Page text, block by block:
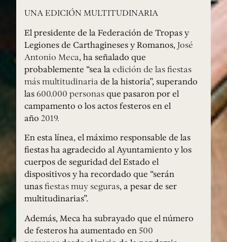
UNA EDICIÓN MULTITUDINARIA
El presidente de la Federación de Tropas y
Legiones de Carthagineses y Romanos, José
Antonio Meca, ha señalado que
probablemente “sea la edición de las fiestas
más multitudinaria de la historia”, superando
las 600.000 personasque pasaron por el
campamento o los actos festeros en el
año 2019.
En esta línea, el máximo responsable de las
fiestas ha agradecido al Ayuntamiento y los
cuerpos de seguridad del Estado el
dispositivos y ha recordado que “serán
unasfiestas muy seguras, a pesar de ser
multitudinarias”.
Además, Meca ha subrayado que el número
de festeros ha aumentado en 500